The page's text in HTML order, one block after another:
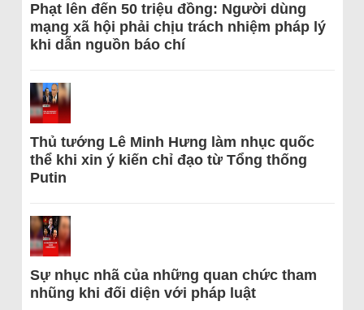
Phạt lên đến 50 triệu đồng: Người dùng
mạng xã hội phải chịu trách nhiệm pháp lý
khi dẫn nguồn báo chí
Thủ tướng Lê Minh Hưng làm nhục quốc
thể khi xin ý kiến chỉ đạo từ Tổng thống
Putin
Sự nhục nhã của những quan chức tham
nhũng khi đối diện với pháp luật